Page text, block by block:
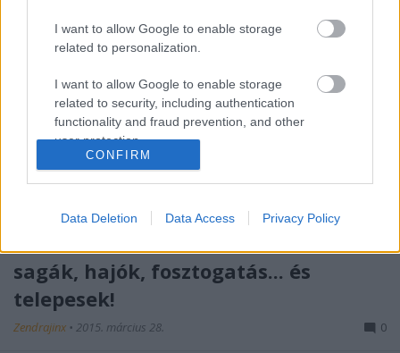
I want to allow Google to enable storage
related to personalization.
I want to allow Google to enable storage
related to security, including authentication
functionality and fraud prevention, and other
user protection.
CONFIRM
Data Deletion Data Access Privacy Policy
véreskezű kalandorok és kardos
menyecskék
Zendrajinx 2015. március 29.
A Viking Hadművelet újabb fejezete az Edda, amiből
egy kis kötetbe szerkesztett pár dal képezte a
következő olvasmányt (egy XX. század eleji kiadás,
ahol a fordító amúgy saját verstani munkáinak
téve, hogy micsoda mocsok a…
sagák, hajók, fosztogatás... és
telepesek!
Zendrajinx • 2015. március 28. 0